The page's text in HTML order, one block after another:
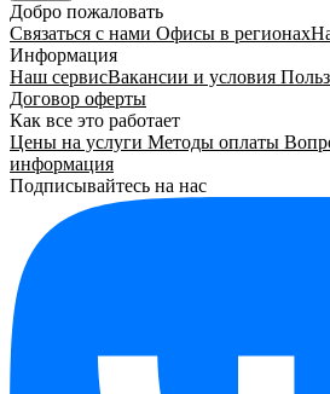
Добро пожаловать
Связаться с нами Офисы в регионах
Информация
Наш сервисВакансии и условия
Договор оферты
Как все это работает
Цены на услуги Методы оплаты
информация
Подписывайтесь на нас